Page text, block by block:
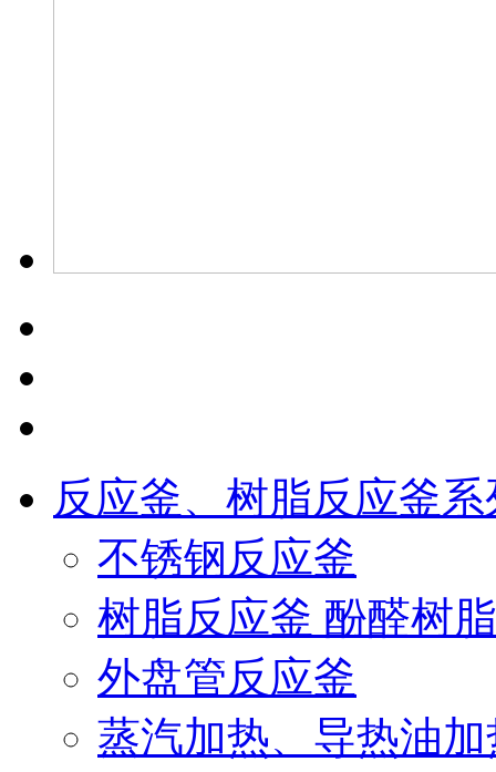
反应釜、树脂反应釜系
不锈钢反应釜
树脂反应釜 酚醛树
外盘管反应釜
蒸汽加热、导热油